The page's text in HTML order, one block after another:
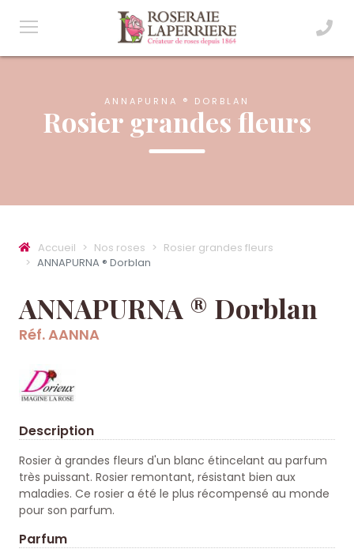
ANNAPURNA ® DORBLAN
Rosier grandes fleurs
Accueil Nos roses
Rosier grandes fleurs
ANNAPURNA ® Dorblan
ANNAPURNA ® Dorblan
Réf. AANNA
Description
Rosier à grandes fleurs d'un blanc étincelant au parfum
très puissant. Rosier remontant, résistant bien aux
maladies. Ce rosier a été le plus récompensé au monde
pour son parfum.
Parfum